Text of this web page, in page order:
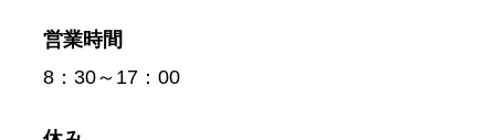
営業時間
8：30～17：00